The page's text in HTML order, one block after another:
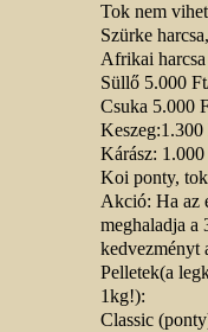
Tok nem
Szürke
Afrikai
Süllő 5.000
Csuka 5.000
Kárász:
Koi ponty,
Akció: Ha az
meghaladja a
kedvezményt
Pelletek(a
1kg!):
Classic